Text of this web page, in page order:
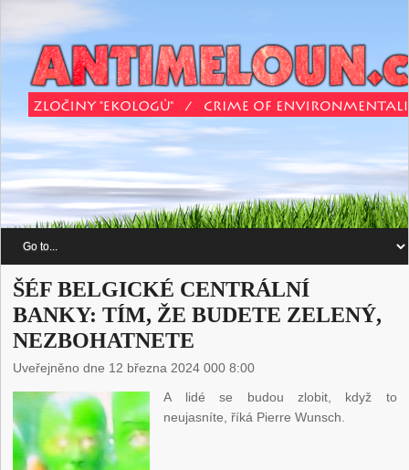
ŠÉF BELGICKÉ CENTRÁLNÍ
BANKY: TÍM, ŽE BUDETE ZELENÝ,
NEZBOHATNETE
Uveřejněno dne 12 března 2024 000 8:00
A lidé se budou zlobit, když to
neujasníte, říká Pierre Wunsch.